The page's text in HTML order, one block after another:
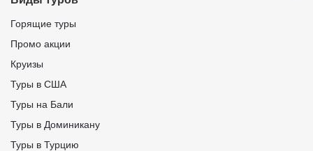
Горящие туры
Промо акции
Круизы
Туры в США
Туры на Бали
Туры в Доминикану
Туры в Турцию